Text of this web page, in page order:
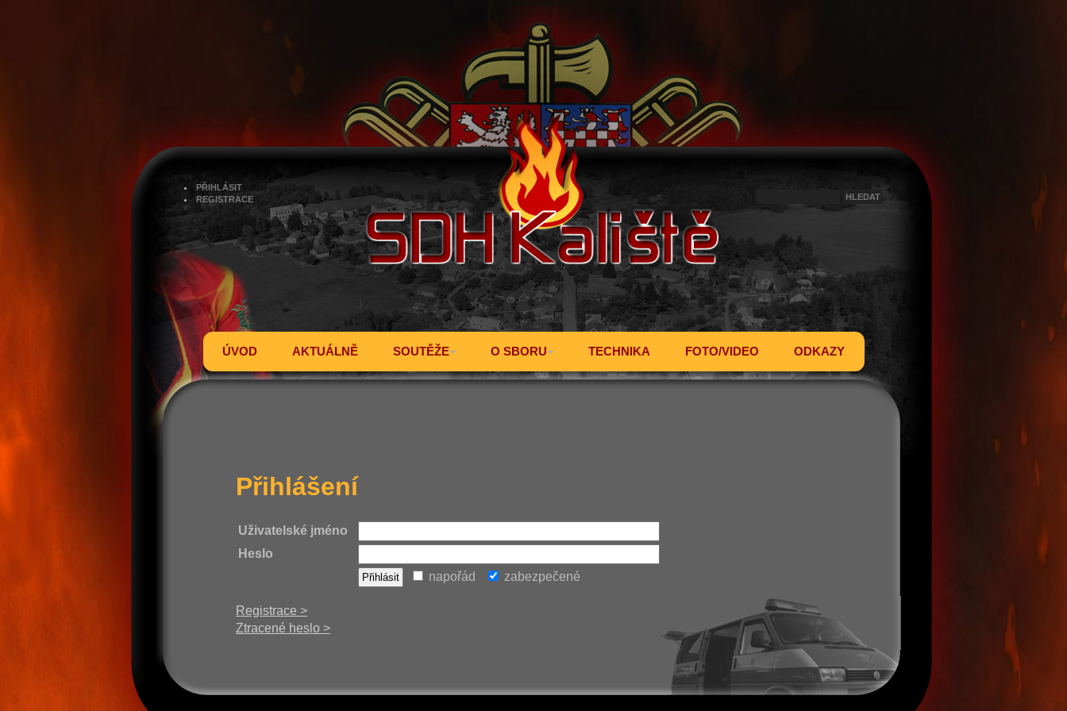
PŘIHLÁSIT
REGISTRACE
ÚVOD AKTUÁLNĚ SOUTĚŽE O SBORU TECHNIKA FOTO/VIDEO ODKAZY
Přihlášení
Uživatelské jméno
Heslo
napořád
zabezpečené
Registrace >
Ztracené heslo >